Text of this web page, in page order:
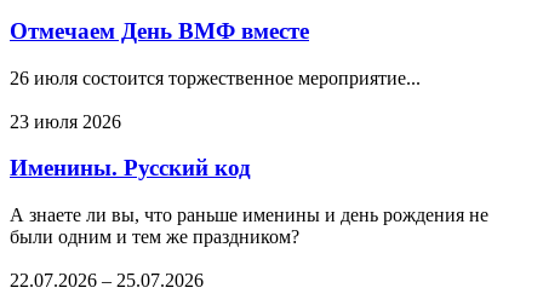
Отмечаем День ВМФ вместе
26 июля состоится торжественное мероприятие...
23 июля 2026
Именины. Русский код
А знаете ли вы, что раньше именины и день рождения не
были одним и тем же праздником?
22.07.2026 – 25.07.2026